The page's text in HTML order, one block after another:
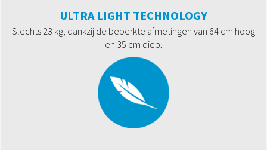
ULTRA LIGHT TECHNOLOGY
Slechts 23 kg, dankzij de beperkte afmetingen van 64 cm hoog
en 35 cm diep.